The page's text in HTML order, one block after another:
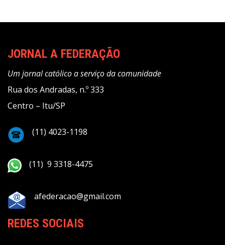
JORNAL A FEDERAÇÃO
Um jornal católico a serviço da comunidade
Rua dos Andradas, n.º 333
Centro – Itu/SP
(11) 4023-1198
(11) 9 3318-4475
afederacao@gmail.com
REDES SOCIAIS